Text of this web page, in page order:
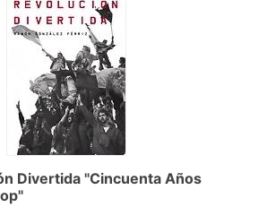
Divertida "Cincuenta Años